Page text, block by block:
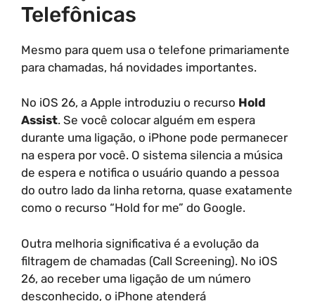
Telefônicas
Mesmo para quem usa o telefone primariamente
para chamadas, há novidades importantes.
No iOS 26, a Apple introduziu o recurso Hold
Assist. Se você colocar alguém em espera
durante uma ligação, o iPhone pode permanecer
na espera por você. O sistema silencia a música
de espera e notifica o usuário quando a pessoa
do outro lado da linha retorna, quase exatamente
como o recurso “Hold for me” do Google.
Outra melhoria significativa é a evolução da
filtragem de chamadas (Call Screening). No iOS
26, ao receber uma ligação de um número
desconhecido, o iPhone atenderá